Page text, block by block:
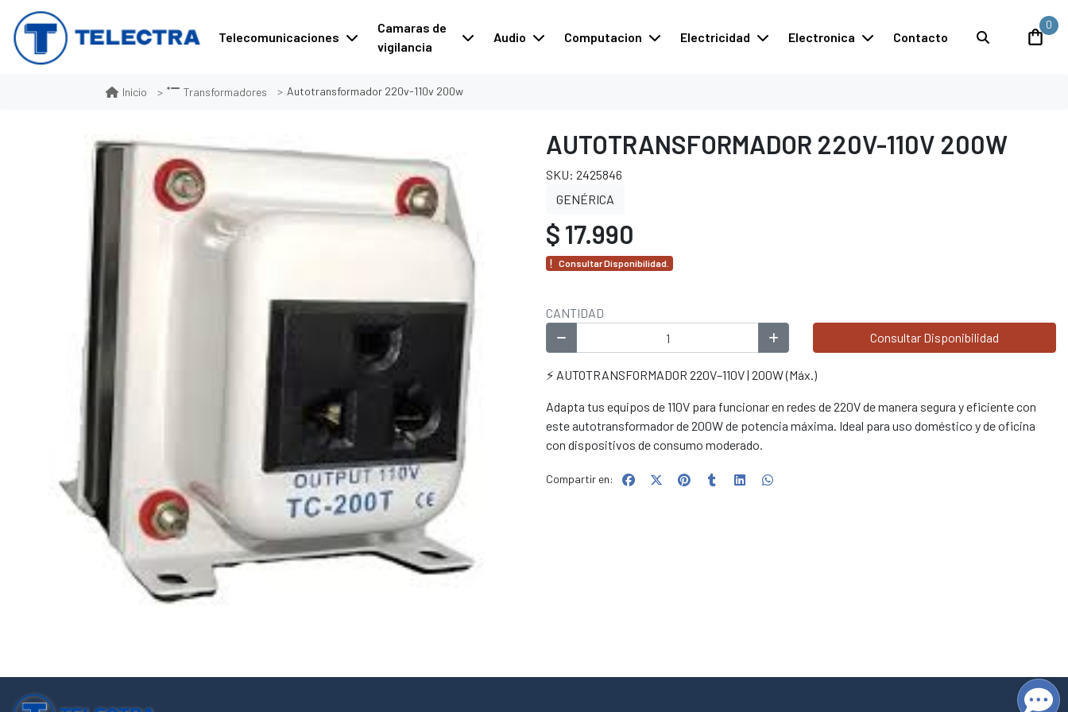
Telecomunicaciones
Camaras de
vigilancia
Audio Computacion Electricidad Electronica Contacto
0
Inicio Transformadores Autotransformador 220v-110v 200w
AUTOTRANSFORMADOR 220V-110V 200W
SKU: 2425846
GENÉRICA
$ 17.990
Consultar Disponibilidad.
CANTIDAD
Consultar Disponibilidad
⚡ AUTOTRANSFORMADOR 220V–110V | 200W (Máx.)
Adapta tus equipos de 110V para funcionar en redes de 220V de manera segura y eficiente con
este autotransformador de 200W de potencia máxima. Ideal para uso doméstico y de oficina
con dispositivos de consumo moderado.
Compartir en: